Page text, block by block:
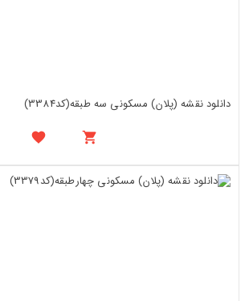
دانلود نقشه (پلان) مسکونی سه طبقه(کد3384)